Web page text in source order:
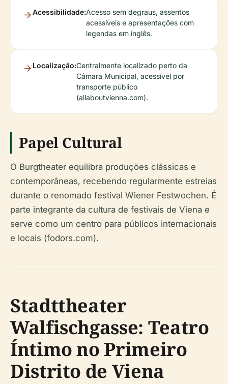
Acessibilidade:Acesso sem degraus, assentos
acessíveis e apresentações com
legendas em inglês.
Localização:Centralmente localizado perto da
Câmara Municipal, acessível por
transporte público
(allaboutvienna.com).
Papel Cultural
O Burgtheater equilibra produções clássicas e
contemporâneas, recebendo regularmente estreias
durante o renomado festival Wiener Festwochen. É
parte integrante da cultura de festivais de Viena e
serve como um centro para públicos internacionais
e locais (fodors.com).
Stadttheater
Walfischgasse: Teatro
Íntimo no Primeiro
Distrito de Viena